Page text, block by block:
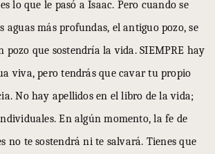
lo que le pasó a Isaac. Pero cuando se
aguas más profundas, el antiguo pozo, se
pozo que sostendría la vida. SIEMPRE hay
viva, pero tendrás que cavar tu propio
No hay apellidos en el libro de la vida;
En algún momento, la fe de
no te sostendrá ni te salvará. Tienes que